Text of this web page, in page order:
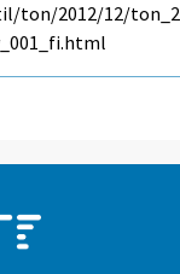
2012/12/